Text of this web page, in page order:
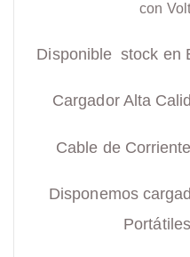
con
Disponible stock en
Cargador Alta
Cable de
Disponemos